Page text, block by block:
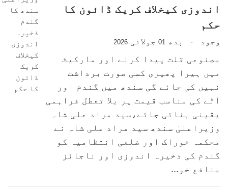
اندوزی کیخلاف کریک ڈائون کا
حکم
وجود - بدھ 01 جولائی 2026
مصنوعی قلت پیدا کرنے اور مارکیٹ
میں ہیرا پھیری کسی صورت برداشت
نہیں کی جائے گی سندھ میں گندم اور
آٹے کی مناسب قیمت پر بلا تعطل فراہمی
یقینی بنائی جائے،سید مراد علی شاہ
وزیراعلیٰ سندھ سید مراد علی شاہ نے
محکمہ خوراک اور ضلعی انتظامیہ کو
گندم کی ذخیرہ اندوزی اور ناجائز
منافع خو...